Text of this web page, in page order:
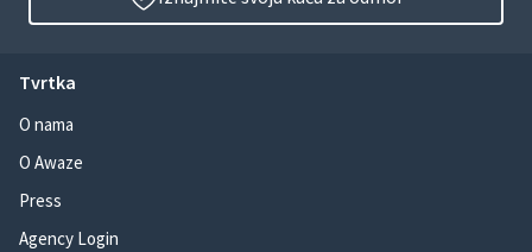
Tvrtka
O nama
O Awaze
Press
Agency Login